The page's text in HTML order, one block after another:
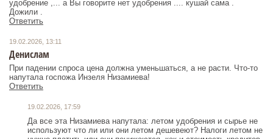
удобрение ,... а Вы говорите нет удобрения .... кушай сама .
Дожили .
Ответить
19.02.2026, 13:11
Денислам
При падении спроса цена должна уменьшаться, а не расти. Что-то
напутала госпожа Инзеля Низамиева!
Ответить
19.02.2026, 17:59
Да все эта Низамиева напутала: летом удобрения и сырье не
используют что ли или они летом дешевеют? Налоги летом не